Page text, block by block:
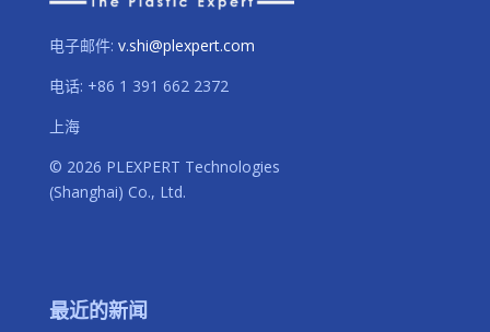
电子邮件: v.shi@plexpert.com
电话: +86 1 391 662 2372
上海
© 2026 PLEXPERT Technologies
(Shanghai) Co., Ltd.
最近的新闻